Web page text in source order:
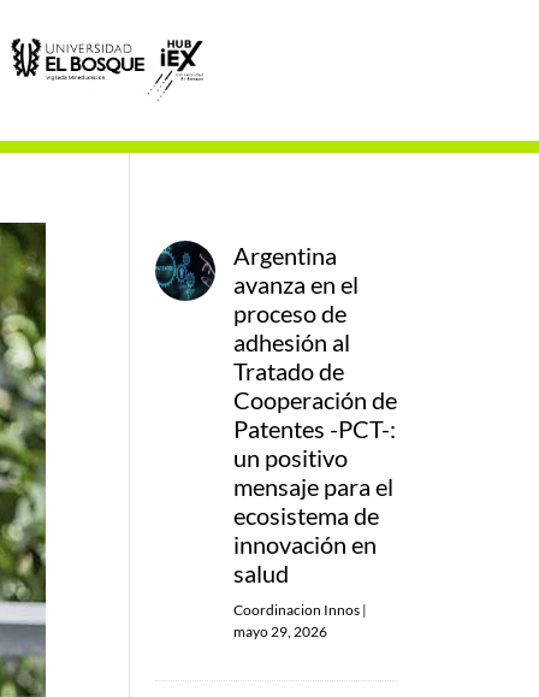
Argentina
avanza en el
proceso de
adhesión al
Tratado de
Cooperación de
Patentes -PCT-:
un positivo
mensaje para el
ecosistema de
innovación en
salud
Coordinacion Innos |
mayo 29, 2026